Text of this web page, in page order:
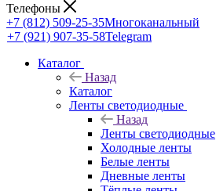
Телефоны
+7 (812) 509-25-35Многоканальный
+7 (921) 907-35-58Telegram
Каталог
Назад
Каталог
Ленты светодиодные
Назад
Ленты светодиодные
Холодные ленты
Белые ленты
Дневные ленты